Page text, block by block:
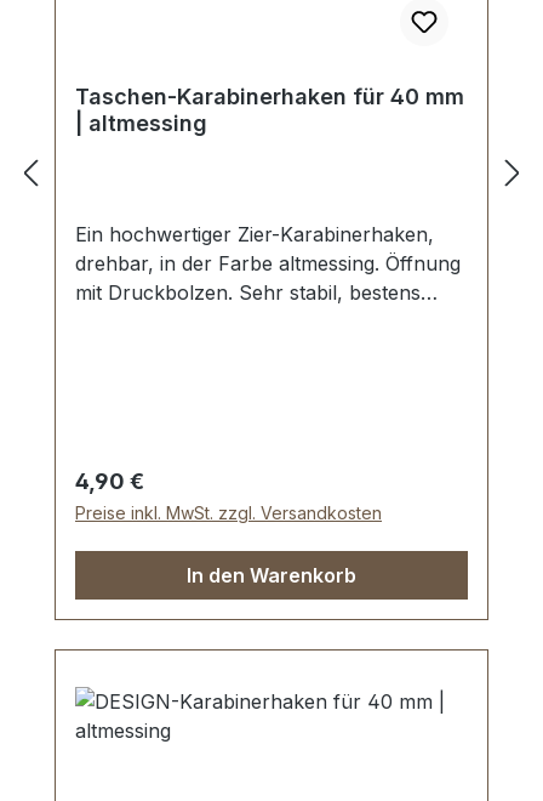
Taschen-Karabinerhaken für 40 mm
| altmessing
Ein hochwertiger Zier-Karabinerhaken,
drehbar, in der Farbe altmessing. Öffnung
mit Druckbolzen. Sehr stabil, bestens
Regulärer Preis:
4,90 €
Preise inkl. MwSt. zzgl. Versandkosten
In den Warenkorb